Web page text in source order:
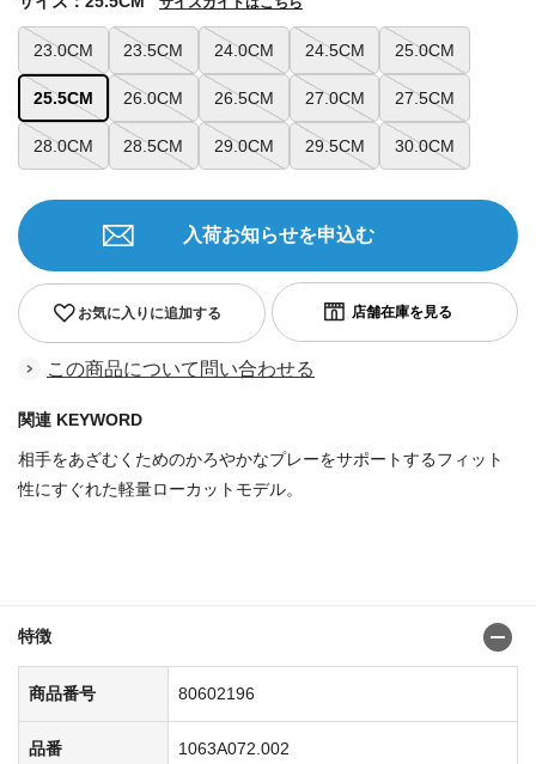
23.0CM 23.5CM 24.0CM 24.5CM 25.0CM
25.5CM 26.0CM 26.5CM 27.0CM 27.5CM
28.0CM 28.5CM 29.0CM 29.5CM 30.0CM
お気に入りに追加する
入荷お知らせを申込む
この商品について問い合わせる
関連 KEYWORD
相手をあざむくためのかろやかなプレーをサポートするフィット
性にすぐれた軽量ローカットモデル。
特徴
商品番号 80602196
品番 1063A072.002